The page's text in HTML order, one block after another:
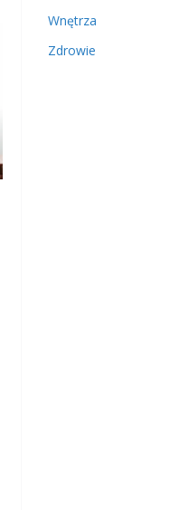
Wnętrza
Zdrowie